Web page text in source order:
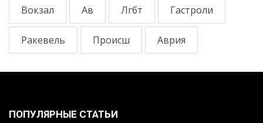
Вокзал Ав Лгбт Гастроли
Ракевель Происш Аврия
ПОПУЛЯРНЫЕ СТАТЬИ